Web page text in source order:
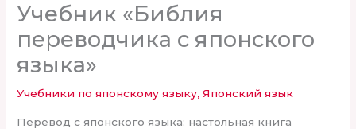
Учебник «Библия
переводчика с японского
языка»
Учебники по японскому языку,Японский язык
Перевод с японского языка: настольная книга